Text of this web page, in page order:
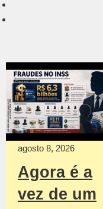
agosto 8, 2026
Agora é a
vez de um